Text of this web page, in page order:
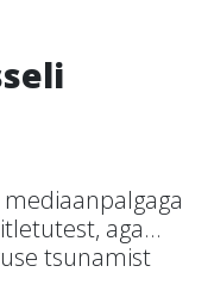
aga…
tsunamist